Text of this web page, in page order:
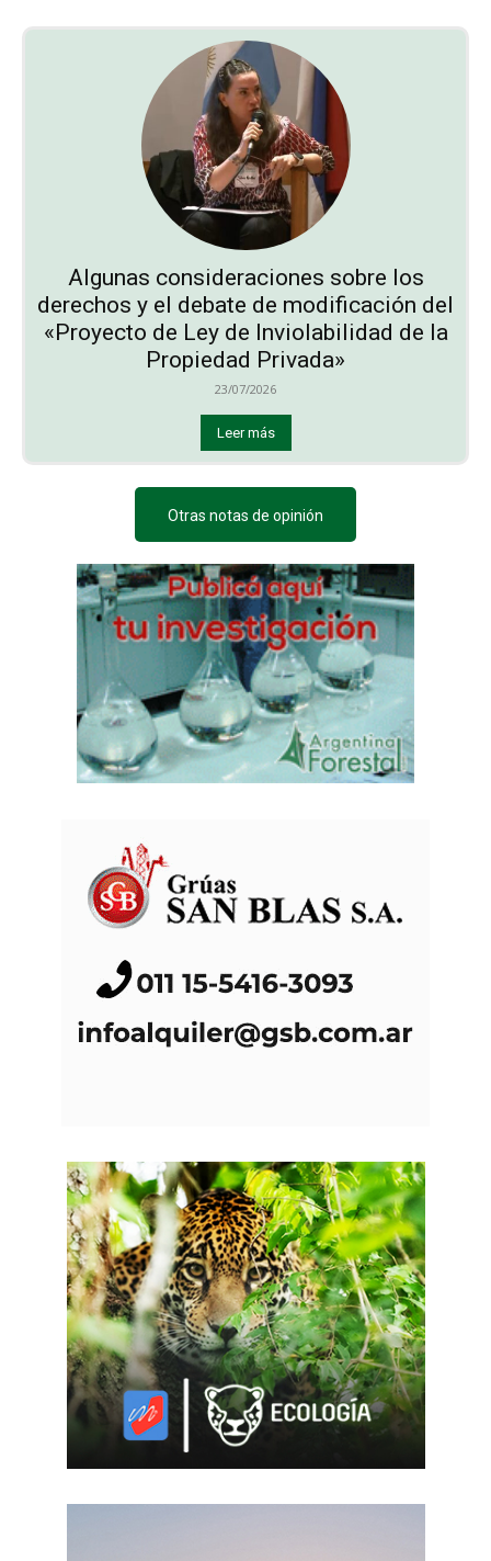
Algunas consideraciones sobre los
derechos y el debate de modificación del
«Proyecto de Ley de Inviolabilidad de la
Propiedad Privada»
23/07/2026
Leer más
Otras notas de opinión